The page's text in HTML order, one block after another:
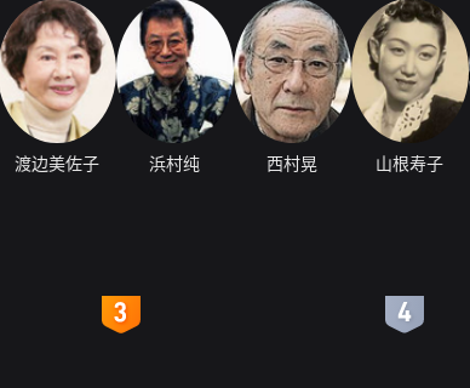
渡边美佐子 浜村纯 西村晃 山根寿子